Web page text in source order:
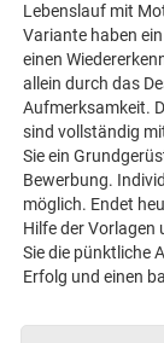
Lebenslauf mit
Variante haben
einen
allein durch das
Aufmerksamkeit.
sind vollständig
Sie ein
Bewerbung.
möglich. Endet
Hilfe der Vorlagen
Sie die pünktliche
Erfolg und einen